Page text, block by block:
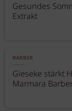
Gesundes
Extrakt
BARBER
Gieseke stärkt
Marmara